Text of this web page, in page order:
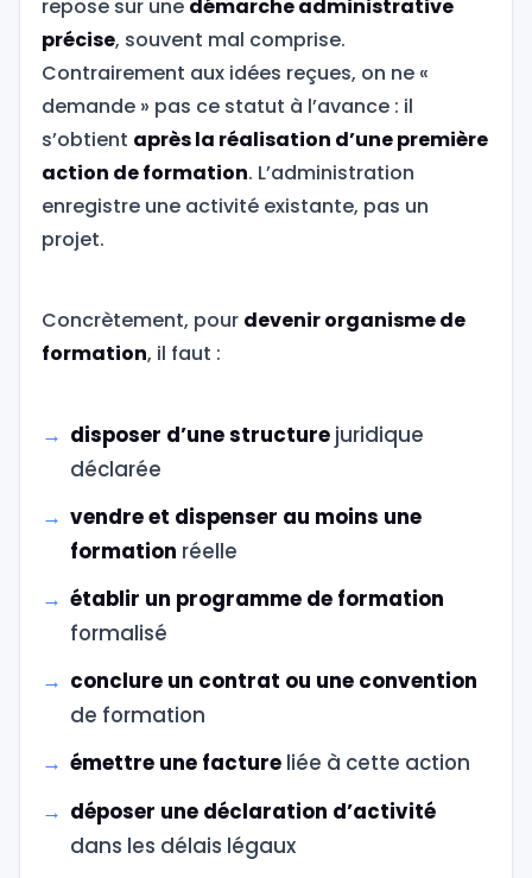
repose sur une démarche administrative
précise, souvent mal comprise.
Contrairement aux idées reçues, on ne «
demande » pas ce statut à l’avance : il
s’obtient après la réalisation d’une première
action de formation. L’administration
enregistre une activité existante, pas un
projet.
Concrètement, pour devenir organisme de
formation, il faut :
disposer d’une structurejuridique
déclarée
vendre et dispenser au moins une
formation réelle
établir un programme de formation
formalisé
conclure un contrat ou une convention
de formation
émettre une factureliée à cette action
déposer une déclaration d’activité
dans les délais légaux